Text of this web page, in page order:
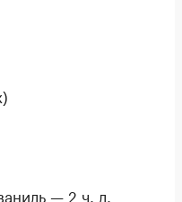
— 2 ч. л.